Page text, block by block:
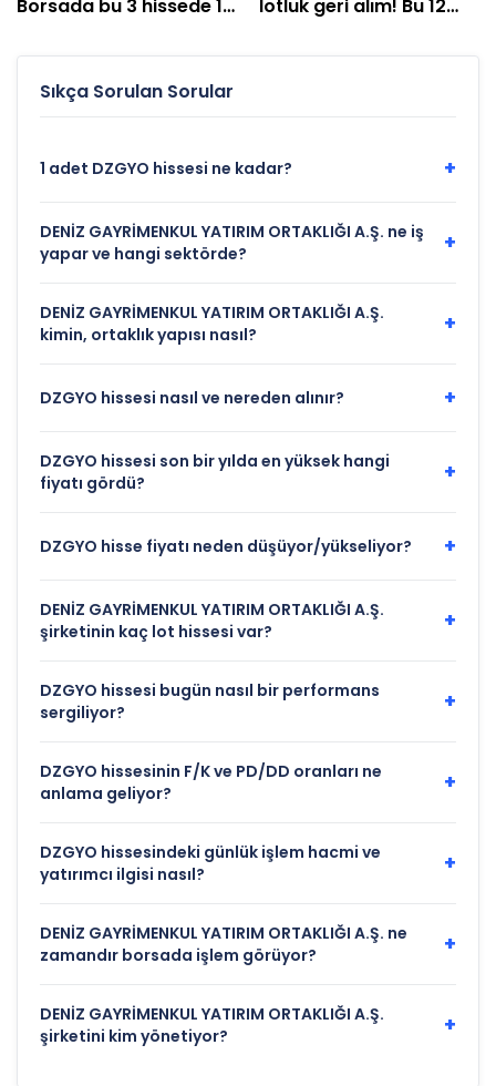
Borsada bu 3 hissede 1
lotluk geri alım! Bu 12
Sıkça Sorulan Sorular
1 adet DZGYO hissesi ne kadar? +
DENİZ GAYRİMENKUL YATIRIM ORTAKLIĞI A.Ş. ne iş
yapar ve hangi sektörde?
+
DENİZ GAYRİMENKUL YATIRIM ORTAKLIĞI A.Ş.
kimin, ortaklık yapısı nasıl?
+
DZGYO hissesi nasıl ve nereden alınır? +
DZGYO hissesi son bir yılda en yüksek hangi
fiyatı gördü?
+
DZGYO hisse fiyatı neden düşüyor/yükseliyor? +
DENİZ GAYRİMENKUL YATIRIM ORTAKLIĞI A.Ş.
şirketinin kaç lot hissesi var?
+
DZGYO hissesi bugün nasıl bir performans
sergiliyor?
+
DZGYO hissesinin F/K ve PD/DD oranları ne
anlama geliyor?
+
DZGYO hissesindeki günlük işlem hacmi ve
yatırımcı ilgisi nasıl?
+
DENİZ GAYRİMENKUL YATIRIM ORTAKLIĞI A.Ş. ne
zamandır borsada işlem görüyor?
+
DENİZ GAYRİMENKUL YATIRIM ORTAKLIĞI A.Ş.
şirketini kim yönetiyor?
+